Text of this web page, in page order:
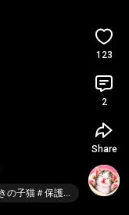
車のエンジンルームから救出された、風邪ひきの子猫＃保護猫＃子猫
123
2
Share